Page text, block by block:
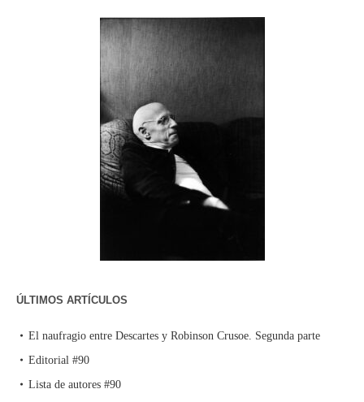
ÚLTIMOS ARTÍCULOS
El naufragio entre Descartes y Robinson Crusoe. Segunda parte
Editorial #90
Lista de autores #90